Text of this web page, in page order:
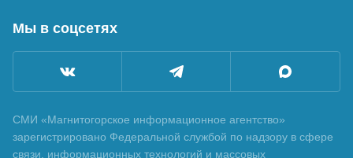
Мы в соцсетях
СМИ «Магнитогорское информационное агентство»
зарегистрировано Федеральной службой по надзору в сфере
связи, информационных технологий и массовых